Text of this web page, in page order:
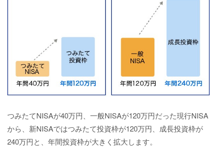
つみたてNISAが40万円、一般NISAが120万円だった現行NISA
から、新NISAではつみたて投資枠が120万円、成長投資枠が
240万円と、年間投資枠が大きく拡大します。